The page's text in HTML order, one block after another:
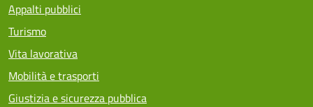
Appalti pubblici
Turismo
Vita lavorativa
Mobilità e trasporti
Giustizia e sicurezza pubblica